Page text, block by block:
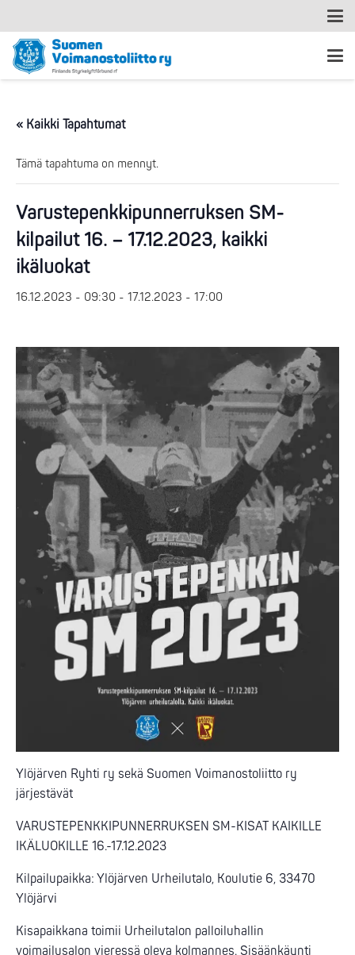
« Kaikki Tapahtumat
Tämä tapahtuma on mennyt.
Varustepenkkipunnerruksen SM-
kilpailut 16. – 17.12.2023, kaikki
ikäluokat
16.12.2023 - 09:30 - 17.12.2023 - 17:00
Ylöjärven Ryhti ry sekä Suomen Voimanostoliitto ry
järjestävät
VARUSTEPENKKIPUNNERRUKSEN SM-KISAT KAIKILLE
IKÄLUOKILLE 16.-17.12.2023
Kilpailupaikka: Ylöjärven Urheilutalo, Koulutie 6, 33470
Ylöjärvi
Kisapaikkana toimii Urheilutalon palloiluhallin
voimailusalon vieressä oleva kolmannes. Sisäänkäynti